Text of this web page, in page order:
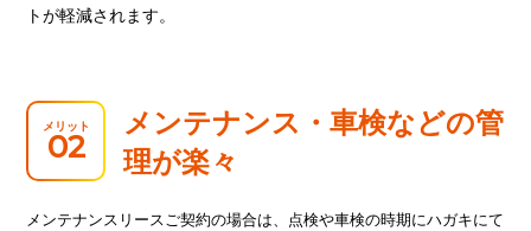
トが軽減されます。
メリット
02
メンテナンス・車検などの管
理が楽々
メンテナンスリースご契約の場合は、点検や車検の時期にハガキにて